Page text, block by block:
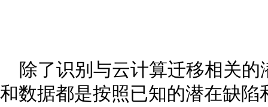
除了识别与云计算迁移相关的
和数据都是按照已知的潜在缺